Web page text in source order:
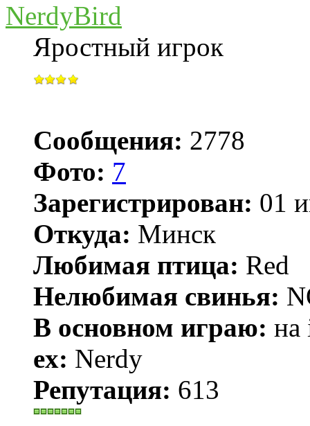
NerdyBird
Яростный игрок
Сообщения: 2778
Фото: 7
Зарегистрирован: 01
Откуда: Минск
Любимая птица: Red
Нелюбимая свинья:
В основном играю: на
ex: Nerdy
Репутация: 613